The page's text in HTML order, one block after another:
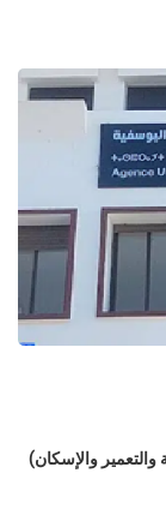
والتعمير والإسكان)